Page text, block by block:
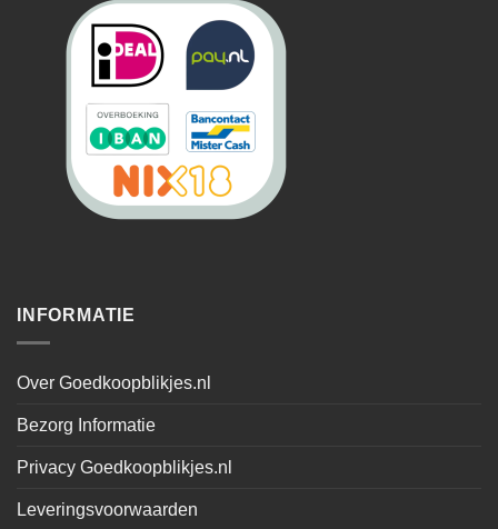
INFORMATIE
Over Goedkoopblikjes.nl
Bezorg Informatie
Privacy Goedkoopblikjes.nl
Leveringsvoorwaarden